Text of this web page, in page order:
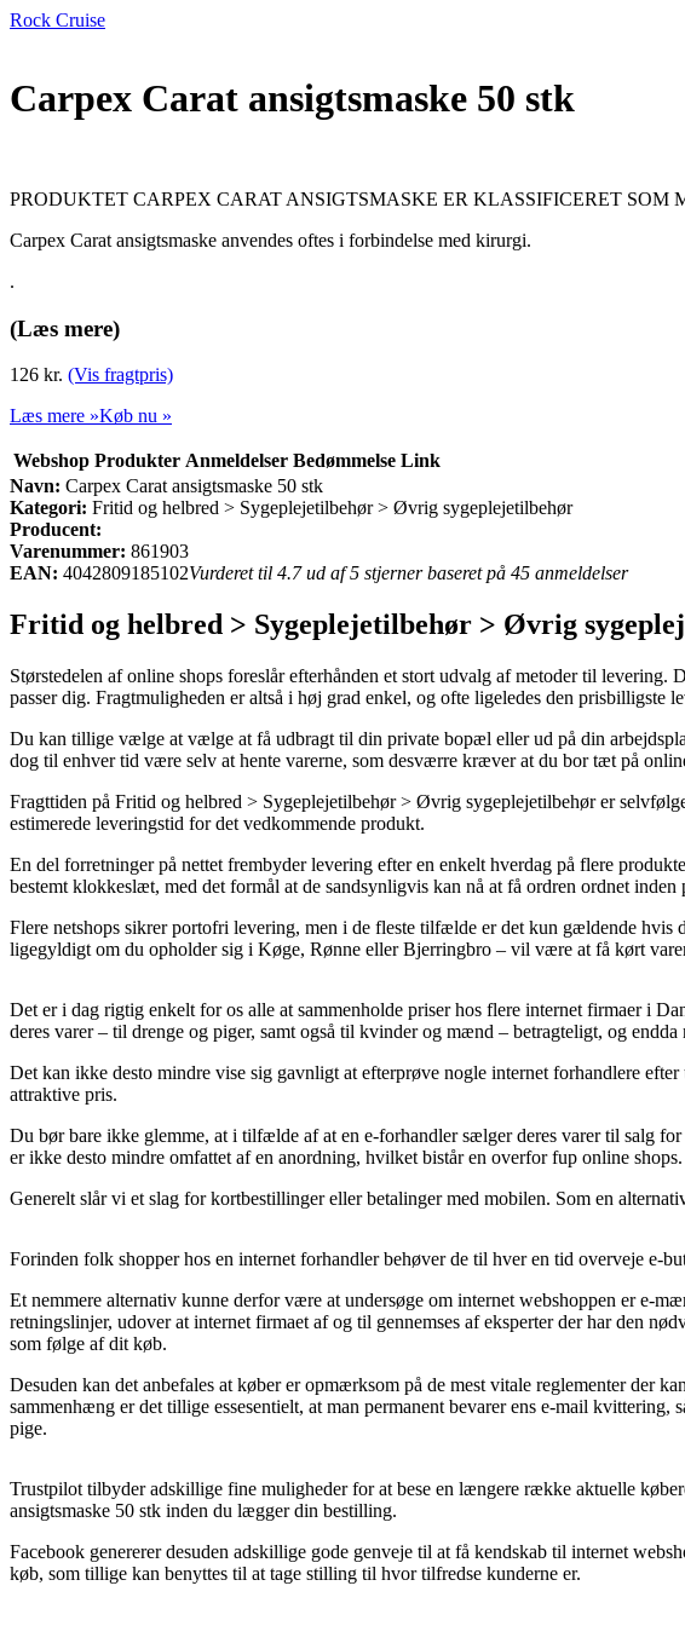
Rock Cruise
Carpex Carat ansigtsmaske 50 stk
PRODUKTET CARPEX CARAT ANSIGTSMASKE ER KLASSIFICERET SOM
Carpex Carat ansigtsmaske anvendes oftes i forbindelse med kirurgi.
.
(Læs mere)
126 kr. (Vis fragtpris)
Læs mere »Køb nu »
Webshop Produkter Anmeldelser Bedømmelse Link
Navn: Carpex Carat ansigtsmaske 50 stk
Kategori: Fritid og helbred > Sygeplejetilbehør > Øvrig sygeplejetilbehør
Producent:
Varenummer: 861903
EAN: 4042809185102Vurderet til 4.7 ud af 5 stjerner baseret på 45 anmeldelser
Fritid og helbred > Sygeplejetilbehør > Øvrig
Størstedelen af online shops foreslår efterhånden et stort udvalg af metoder til
passer dig. Fragtmuligheden er altså i høj grad enkel, og ofte ligeledes den prisbilligste
Du kan tillige vælge at vælge at få udbragt til din private bopæl eller ud på din
dog til enhver tid være selv at hente varerne, som desværre kræver at du bor tæt på
Fragttiden på Fritid og helbred > Sygeplejetilbehør > Øvrig sygeplejetilbehør er
estimerede leveringstid for det vedkommende produkt.
En del forretninger på nettet frembyder levering efter en enkelt hverdag på flere
bestemt klokkeslæt, med det formål at de sandsynligvis kan nå at få ordren ordnet inden
Flere netshops sikrer portofri levering, men i de fleste tilfælde er det kun gældende
ligegyldigt om du opholder sig i Køge, Rønne eller Bjerringbro – vil være at få kørt
Det er i dag rigtig enkelt for os alle at sammenholde priser hos flere internet firmaer i
deres varer – til drenge og piger, samt også til kvinder og mænd – betragteligt, og
Det kan ikke desto mindre vise sig gavnligt at efterprøve nogle internet forhandlere
attraktive pris.
Du bør bare ikke glemme, at i tilfælde af at en e-forhandler sælger deres varer til salg
er ikke desto mindre omfattet af en anordning, hvilket bistår en overfor fup online shops.
Generelt slår vi et slag for kortbestillinger eller betalinger med mobilen. Som en
Forinden folk shopper hos en internet forhandler behøver de til hver en tid overveje e-
Et nemmere alternativ kunne derfor være at undersøge om internet webshoppen er e-
retningslinjer, udover at internet firmaet af og til gennemses af eksperter der har den
som følge af dit køb.
Desuden kan det anbefales at køber er opmærksom på de mest vitale reglementer der
sammenhæng er det tillige essesentielt, at man permanent bevarer ens e-mail
pige.
Trustpilot tilbyder adskillige fine muligheder for at bese en længere række aktuelle
ansigtsmaske 50 stk inden du lægger din bestilling.
Facebook genererer desuden adskillige gode genveje til at få kendskab til internet
køb, som tillige kan benyttes til at tage stilling til hvor tilfredse kunderne er.